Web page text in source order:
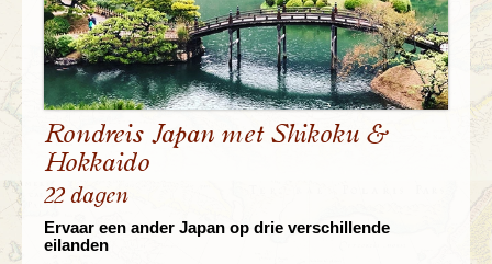
Rondreis Japan met Shikoku &
Hokkaido
22 dagen
Ervaar een ander Japan op drie verschillende
eilanden